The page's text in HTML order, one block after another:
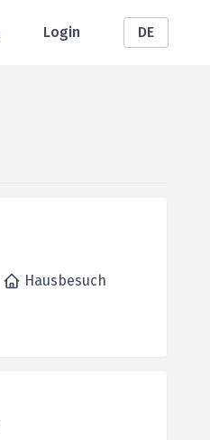
Login DE
Hausbesuch